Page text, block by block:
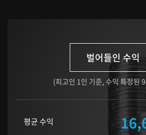
벌어들인 수익
(피고인 1인 기준, 수익 특정된
평균 수익